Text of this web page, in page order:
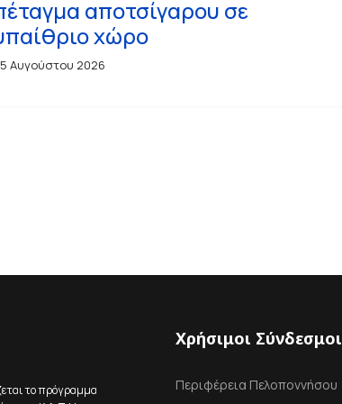
αποτσίγαρου σε
χώρο
Αυγούστου 2026
το πρόγραμμα
Χρήσιμοι Σύνδεσμοι
Περιφέρεια Πελοποννήσου